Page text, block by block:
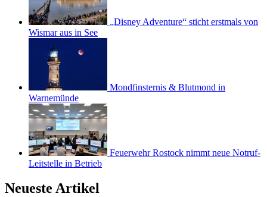
„Disney Adventure“ sticht erstmals von
Wismar aus in See
Mondfinsternis & Blutmond in
Warnemünde
Feuerwehr Rostock nimmt neue Notruf-
Leitstelle in Betrieb
Neueste Artikel